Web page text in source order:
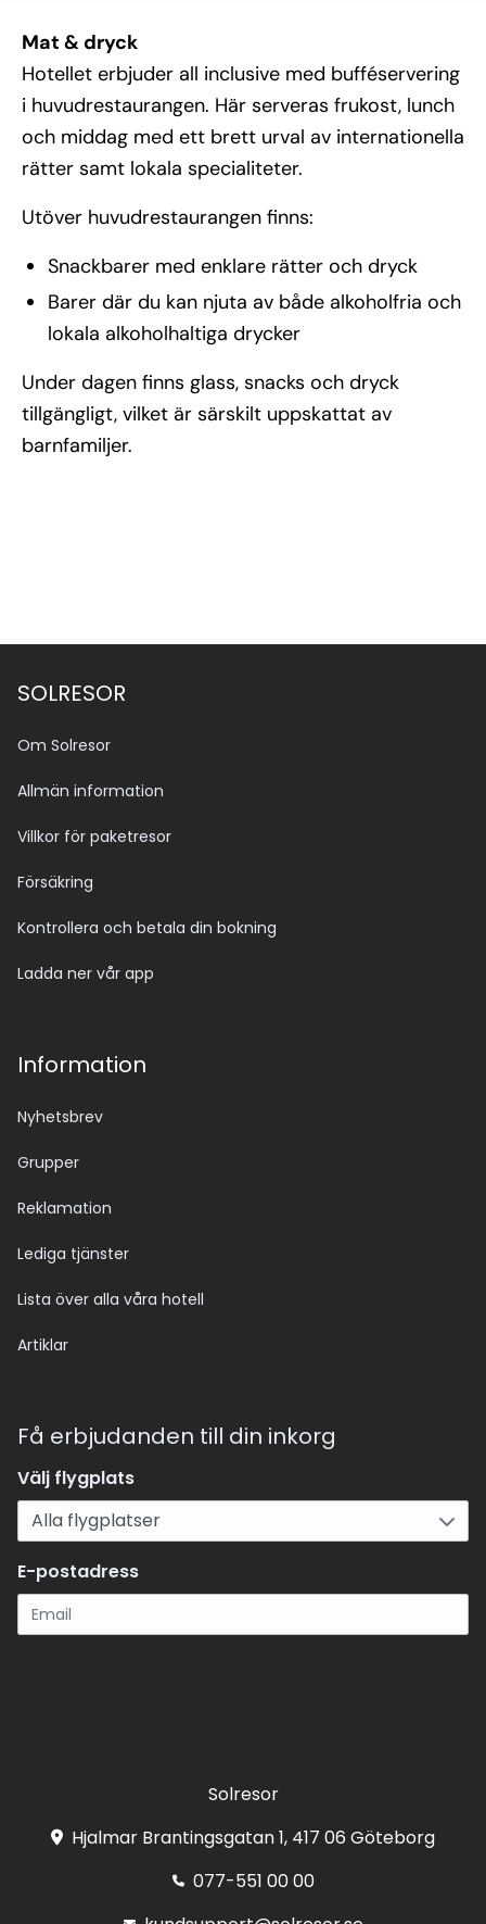
Mat & dryck
Hotellet erbjuder all inclusive med bufféservering
i huvudrestaurangen. Här serveras frukost, lunch
och middag med ett brett urval av internationella
rätter samt lokala specialiteter.
Utöver huvudrestaurangen finns:
Snackbarer med enklare rätter och dryck
Barer där du kan njuta av både alkoholfria och
lokala alkoholhaltiga drycker
Under dagen finns glass, snacks och dryck
tillgängligt, vilket är särskilt uppskattat av
barnfamiljer.
SOLRESOR
Om Solresor
Allmän information
Villkor för paketresor
Försäkring
Kontrollera och betala din bokning
Ladda ner vår app
Information
Nyhetsbrev
Grupper
Reklamation
Lediga tjänster
Lista över alla våra hotell
Artiklar
Få erbjudanden till din inkorg
Välj flygplats
E-postadress
Solresor
Hjalmar Brantingsgatan 1, 417 06 Göteborg
077-551 00 00